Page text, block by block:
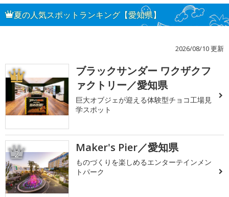
夏の人気スポットランキング【愛知県】
2026/08/10 更新
1
ブラックサンダー ワクザクフ
ァクトリー／愛知県
巨大オブジェが迎える体験型チョコ工場見
学スポット
2 Maker's Pier／愛知県
ものづくりを楽しめるエンターテインメン
トパーク